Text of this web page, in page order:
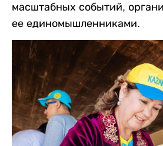
масштабных событий,
ее единомышленниками.